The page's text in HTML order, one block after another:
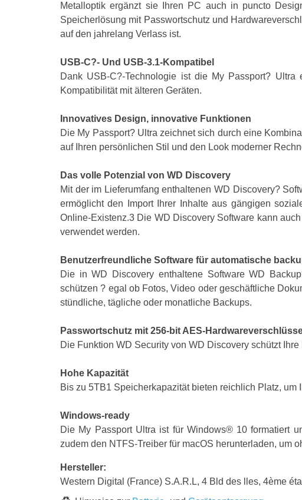
Metalloptik ergänzt sie Ihren PC auch in puncto
Speicherlösung mit Passwortschutz und
auf den jahrelang Verlass ist.
USB-C?- Und USB-3.1-Kompatibel
Dank USB-C?-Technologie ist die My Passport?
Kompatibilität mit älteren Geräten.
Innovatives Design, innovative Funktionen
Die My Passport? Ultra zeichnet sich durch eine
auf Ihren persönlichen Stil und den Look moderner
Das volle Potenzial von WD Discovery
Mit der im Lieferumfang enthaltenen WD Discovery?
ermöglicht den Import Ihrer Inhalte aus gängigen
Online-Existenz.3 Die WD Discovery Software kann
verwendet werden.
Benutzerfreundliche Software für automatische
Die in WD Discovery enthaltene Software WD
schützen ? egal ob Fotos, Video oder geschäftliche
stündliche, tägliche oder monatliche Backups.
Passwortschutz mit 256-bit AES-
Die Funktion WD Security von WD Discovery schützt
Hohe Kapazität
Bis zu 5TB1 Speicherkapazität bieten reichlich Platz,
Windows-ready
Die My Passport Ultra ist für Windows® 10 formatiert
zudem den NTFS-Treiber für macOS herunterladen, um
Hersteller:
Western Digital (France) S.A.R.L, 4 Bld des lles, 4ème